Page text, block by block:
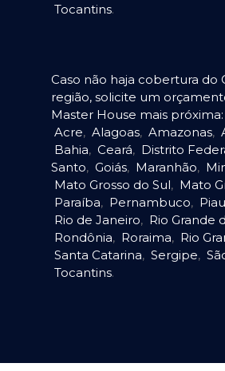
Tocantins.
Caso não haja cobertura do
região, solicite um
Master House mais próxima:
Acre, Alagoas, Amazonas,
Bahia, Ceará, Distrito
Santo, Goiás, Maranhão,
Mato Grosso do Sul, Mato
Paraíba, Pernambuco,
Rio de Janeiro, Rio Grande
Rondônia, Roraima, Rio
Santa Catarina, Sergipe,
Tocantins.